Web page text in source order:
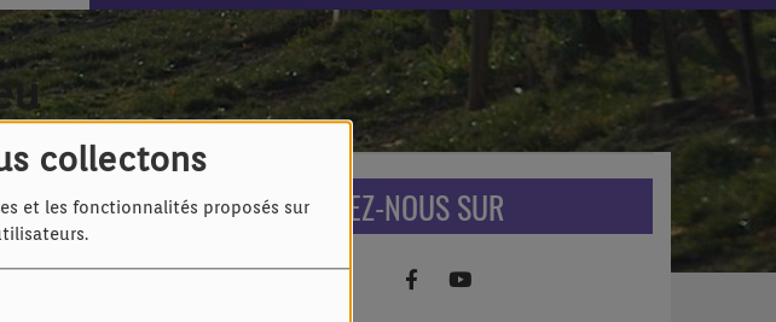
collectons
et les fonctionnalités proposés surRETROUVEZ-NOUS SUR